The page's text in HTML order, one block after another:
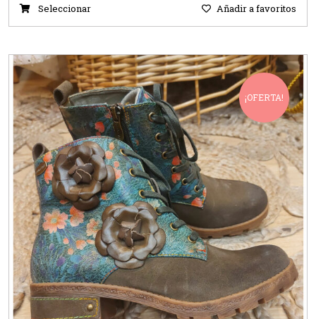
Seleccionar Añadir a favoritos
¡OFERTA!